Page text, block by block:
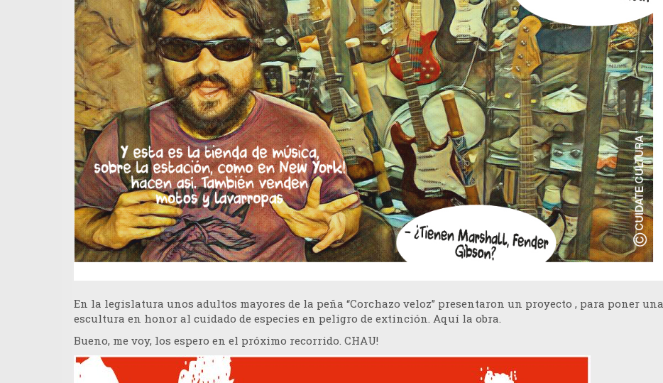
En la legislatura unos adultos mayores de la peña “Corchazo veloz” presentaron un proyecto , para poner una
escultura en honor al cuidado de especies en peligro de extinción. Aquí la obra.
Bueno, me voy, los espero en el próximo recorrido. CHAU!